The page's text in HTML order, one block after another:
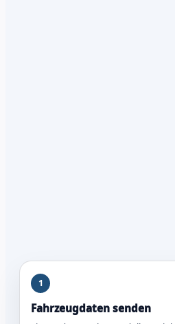
1
Fahrzeugdaten senden